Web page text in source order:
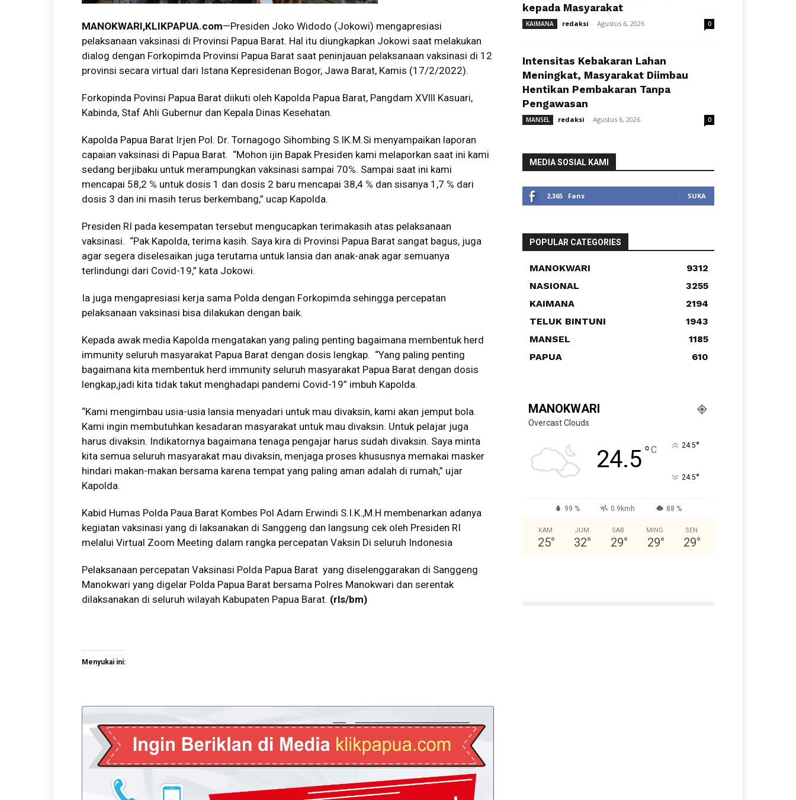
MANOKWARI,KLIKPAPUA.com—Presiden Joko Widodo (Jokowi) mengapresiasi
pelaksanaan vaksinasi di Provinsi Papua Barat. Hal itu diungkapkan Jokowi saat melakukan
dialog dengan Forkopimda Provinsi Papua Barat saat peninjauan pelaksanaan vaksinasi di 12
provinsi secara virtual dari Istana Kepresidenan Bogor, Jawa Barat, Kamis (17/2/2022).
Forkopinda Povinsi Papua Barat diikuti oleh Kapolda Papua Barat, Pangdam XVlll Kasuari,
Kabinda, Staf Ahli Gubernur dan Kepala Dinas Kesehatan.
Kapolda Papua Barat Irjen Pol. Dr. Tornagogo Sihombing S.IK.M.Si menyampaikan laporan
capaian vaksinasi di Papua Barat. “Mohon ijin Bapak Presiden kami melaporkan saat ini kami
sedang berjibaku untuk merampungkan vaksinasi sampai 70℅. Sampai saat ini kami
mencapai 58,2 ℅ untuk dosis 1 dan dosis 2 baru mencapai 38,4 ℅ dan sisanya 1,7 ℅ dari
dosis 3 dan ini masih terus berkembang,” ucap Kapolda.
Presiden RI pada kesempatan tersebut mengucapkan terimakasih atas pelaksanaan
vaksinasi. “Pak Kapolda, terima kasih. Saya kira di Provinsi Papua Barat sangat bagus, juga
agar segera diselesaikan juga terutama untuk lansia dan anak-anak agar semuanya
terlindungi dari Covid-19,” kata Jokowi.
Ia juga mengapresiasi kerja sama Polda dengan Forkopimda sehingga percepatan
pelaksanaan vaksinasi bisa dilakukan dengan baik.
Kepada awak media Kapolda mengatakan yang paling penting bagaimana membentuk herd
immunity seluruh masyarakat Papua Barat dengan dosis lengkap. “Yang paling penting
bagaimana kita membentuk herd immunity seluruh masyarakat Papua Barat dengan dosis
lengkap,jadi kita tidak takut menghadapi pandemi Covid-19” imbuh Kapolda.
“Kami mengimbau usia-usia lansia menyadari untuk mau divaksin, kami akan jemput bola.
Kami ingin membutuhkan kesadaran masyarakat untuk mau divaksin. Untuk pelajar juga
harus divaksin. Indikatornya bagaimana tenaga pengajar harus sudah divaksin. Saya minta
kita semua seluruh masyarakat mau divaksin, menjaga proses khususnya memakai masker
hindari makan-makan bersama karena tempat yang paling aman adalah di rumah,” ujar
Kapolda.
Kabid Humas Polda Paua Barat Kombes Pol Adam Erwindi S.I.K.,M.H membenarkan adanya
kegiatan vaksinasi yang di laksanakan di Sanggeng dan langsung cek oleh Presiden RI
melalui Virtual Zoom Meeting dalam rangka percepatan Vaksin Di seluruh Indonesia
Pelaksanaan percepatan Vaksinasi Polda Papua Barat yang diselenggarakan di Sanggeng
Manokwari yang digelar Polda Papua Barat bersama Polres Manokwari dan serentak
dilaksanakan di seluruh wilayah Kabupaten Papua Barat. (rls/bm)
Menyukai ini:
kepada Masyarakat
KAIMANA redaksi - Agustus 6, 2026 0
Intensitas Kebakaran Lahan
Meningkat, Masyarakat Diimbau
Hentikan Pembakaran Tanpa
Pengawasan
MANSEL redaksi - Agustus 6, 2026 0
MEDIA SOSIAL KAMI
2,365 Fans SUKA
POPULAR CATEGORIES
MANOKWARI
9312
NASIONAL
3255
KAIMANA
2194
TELUK BINTUNI
1943
MANSEL
1185
PAPUA
610
MANOKWARI
Overcast Clouds
24.5°C 24.5°
24.5°
99 % 0.9kmh 88 %
KAM
25°
JUM
32°
SAB
29°
MING
29°
SEN
29°